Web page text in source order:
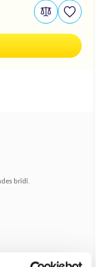
brīdī.